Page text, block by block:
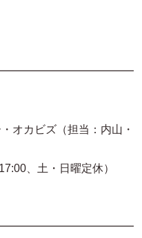
オカビズ（担当：内山・
、土・日曜定休）